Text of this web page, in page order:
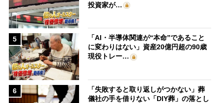
投資家が…
5
「AI・半導体関連が“本命”であること
に変わりはない」資産20億円超の90歳
現役トレー…
6
「失敗すると取り返しがつかない」葬
儀社の手を借りない「DIY葬」の落とし